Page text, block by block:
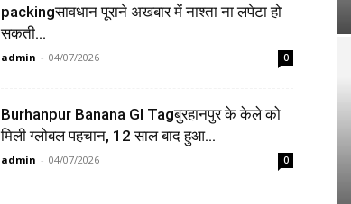
packingसावधान पूराने अखबार में नाश्ता ना लपेटा हो
सकती...
admin - 04/07/2026 0
Burhanpur Banana GI Tagबुरहानपुर के केले को
मिली ग्लोबल पहचान, 12 साल बाद हुआ...
admin - 04/07/2026 0